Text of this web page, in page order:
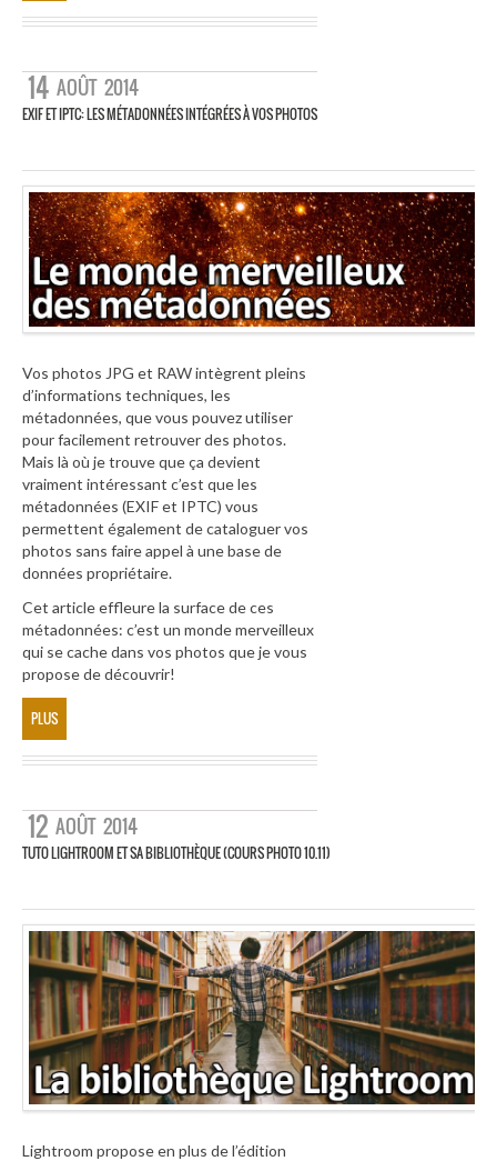
14 AOÛT 2014
EXIF ET IPTC: LES MÉTADONNÉES INTÉGRÉES À VOS PHOTOS
Vos photos JPG et RAW intègrent pleins
d’informations techniques, les
métadonnées, que vous pouvez utiliser
pour facilement retrouver des photos.
Mais là où je trouve que ça devient
vraiment intéressant c’est que les
métadonnées (EXIF et IPTC) vous
permettent également de cataloguer vos
photos sans faire appel à une base de
données propriétaire.
Cet article effleure la surface de ces
métadonnées: c’est un monde merveilleux
qui se cache dans vos photos que je vous
propose de découvrir!
PLUS
12 AOÛT 2014
TUTO LIGHTROOM ET SA BIBLIOTHÈQUE (COURS PHOTO 10.11)
Lightroom propose en plus de l’édition